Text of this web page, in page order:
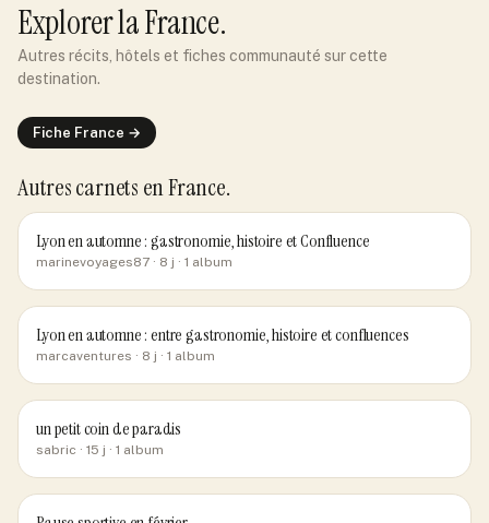
Explorerla France.
Autres récits, hôtels et fiches communauté sur cette
destination.
Fiche France →
Autres carnets en France.
Lyon en automne : gastronomie, histoire et Confluence
marinevoyages87 · 8 j · 1 album
Lyon en automne : entre gastronomie, histoire et confluences
marcaventures · 8 j · 1 album
un petit coin de paradis
sabric · 15 j · 1 album